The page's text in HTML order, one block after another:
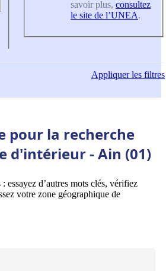
savoir plus, consultez
le site de l’UNEA.
Appliquerles filtres
pour la recherche
d'intérieur - Ain (01)
essayez d’autres mots clés, vérifiez
votre zone géographique de